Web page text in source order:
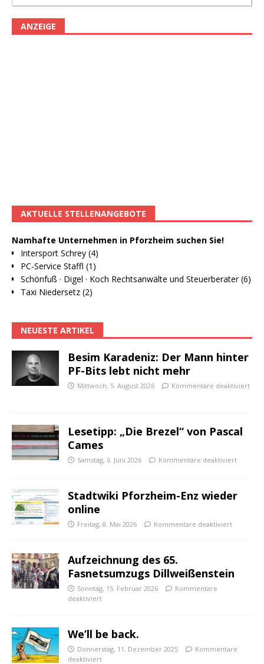
ANZEIGE
AKTUELLE STELLENANGEBOTE
Namhafte Unternehmen in Pforzheim suchen Sie!
Intersport Schrey (4)
PC-Service Staffl (1)
Schönfuß · Digel · Koch Rechtsanwälte und Steuerberater (6)
Taxi Niedersetz (2)
NEUESTE ARTIKEL
Besim Karadeniz: Der Mann hinter
PF-Bits lebt nicht mehr
Mittwoch, 5. August 2026 Kommentare deaktiviert
Lesetipp: „Die Brezel“ von Pascal
Cames
Samstag, 6. Juni 2026 Kommentare deaktiviert
Stadtwiki Pforzheim-Enz wieder
online
Freitag, 8. Mai 2026 Kommentare deaktiviert
Aufzeichnung des 65.
Fasnetsumzugs Dillweißenstein
Sonntag, 15. Februar 2026
Kommentare
deaktiviert
We’ll be back.
Donnerstag, 11. Dezember 2025
Kommentare
deaktiviert